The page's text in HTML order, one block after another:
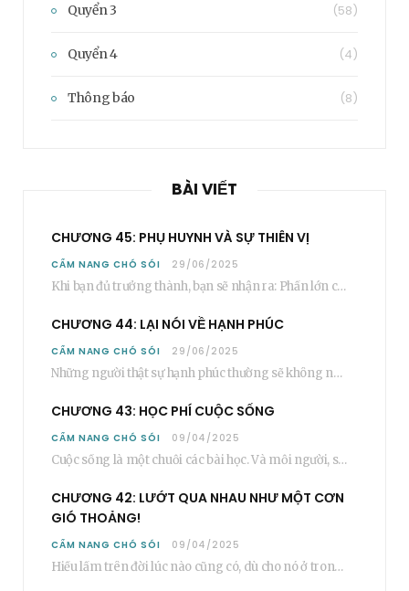
Quyển 3 (58)
Quyển 4 (4)
Thông báo (8)
BÀI VIẾT
CHƯƠNG 45: PHỤ HUYNH VÀ SỰ THIÊN VỊ
CẨM NANG CHÓ SÓI 29/06/2025
Khi bạn đủ trưởng thành, bạn sẽ nhận ra: Phần lớn các bậc phụ huynh…
CHƯƠNG 44: LẠI NÓI VỀ HẠNH PHÚC
CẨM NANG CHÓ SÓI 29/06/2025
Những người thật sự hạnh phúc thường sẽ không nói cụ thể rằng bạn “phải”…
CHƯƠNG 43: HỌC PHÍ CUỘC SỐNG
CẨM NANG CHÓ SÓI 09/04/2025
Cuộc sống là một chuỗi các bài học. Và mỗi người, sẽ phải học rất…
CHƯƠNG 42: LƯỚT QUA NHAU NHƯ MỘT CƠN
GIÓ THOẢNG!
CẨM NANG CHÓ SÓI 09/04/2025
Hiểu lầm trên đời lúc nào cũng có, dù cho nó ở trong một mối…